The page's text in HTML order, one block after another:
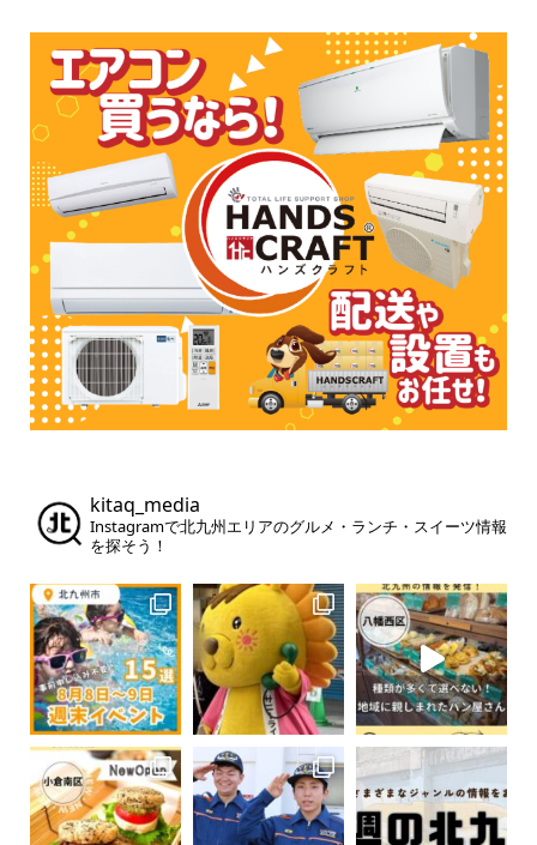
kitaq_media
Instagramで北九州エリアのグルメ・ランチ・スイーツ情報
を探そう！